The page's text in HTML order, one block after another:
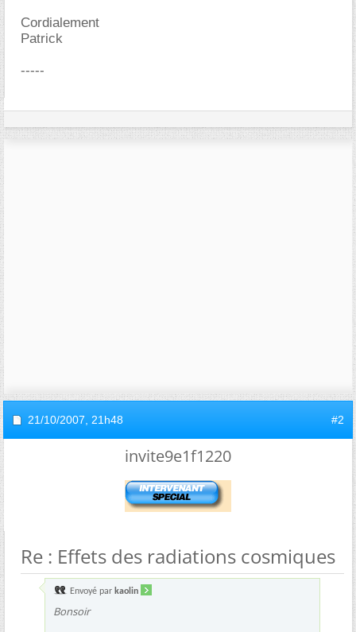
Cordialement
Patrick
-----
21/10/2007, 21h48 #2
invite9e1f1220
Re : Effets des radiations cosmiques
Envoyé par kaolin
Bonsoir